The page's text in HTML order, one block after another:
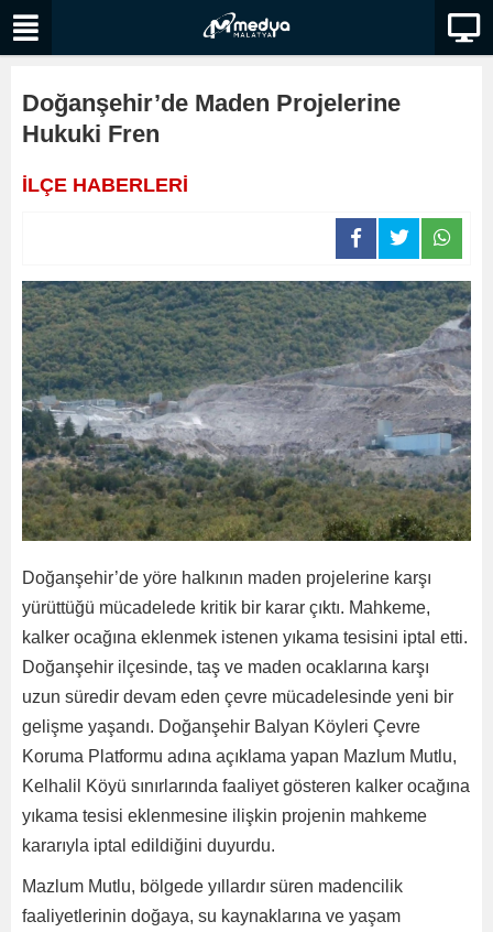
Doğanşehir’de Maden Projelerine
Hukuki Fren
İLÇE HABERLERİ
Doğanşehir’de yöre halkının maden projelerine karşı
yürüttüğü mücadelede kritik bir karar çıktı. Mahkeme,
kalker ocağına eklenmek istenen yıkama tesisini iptal etti.
Doğanşehir ilçesinde, taş ve maden ocaklarına karşı
uzun süredir devam eden çevre mücadelesinde yeni bir
gelişme yaşandı. Doğanşehir Balyan Köyleri Çevre
Koruma Platformu adına açıklama yapan Mazlum Mutlu,
Kelhalil Köyü sınırlarında faaliyet gösteren kalker ocağına
yıkama tesisi eklenmesine ilişkin projenin mahkeme
kararıyla iptal edildiğini duyurdu.
Mazlum Mutlu, bölgede yıllardır süren madencilik
faaliyetlerinin doğaya, su kaynaklarına ve yaşam